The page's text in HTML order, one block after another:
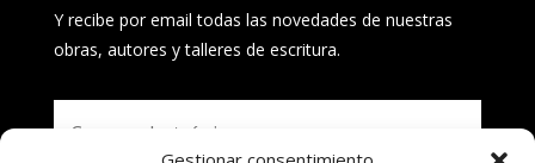
Y recibe por email todas las novedades de nuestras
obras, autores y talleres de escritura.